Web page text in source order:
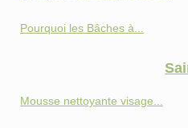
Pourquoi les Bâches à...
Mousse nettoyante visage...